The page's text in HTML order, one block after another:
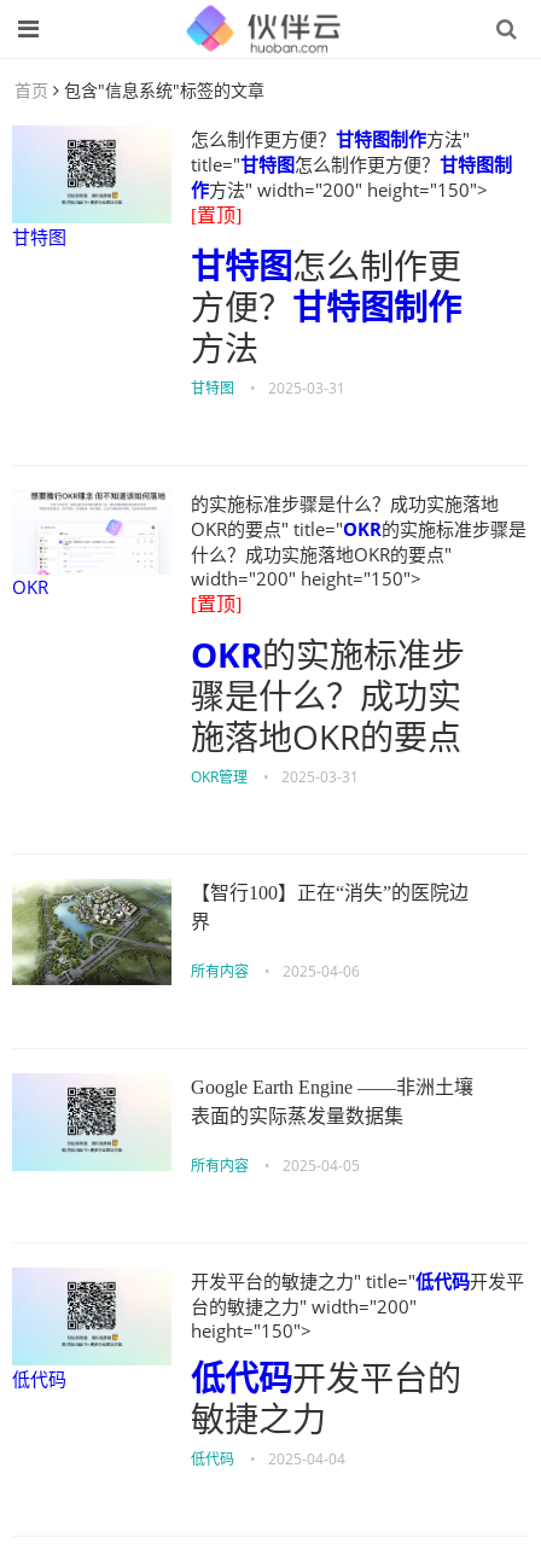
首页 包含"信息系统"标签的文章
甘特图
怎么制作更方便？ 甘特图制作方法"
title="甘特图怎么制作更方便？ 甘特图制
作方法" width="200" height="150">
[置顶]
甘特图怎么制作更
方便？ 甘特图制作
方法
甘特图 • 2025-03-31
OKR
的实施标准步骤是什么？成功实施落地
OKR的要点" title="OKR的实施标准步骤是
什么？成功实施落地OKR的要点"
width="200" height="150">
[置顶]
OKR的实施标准步
骤是什么？成功实
施落地OKR的要点
OKR管理 • 2025-03-31
【智行100】正在“消失”的医院边
界
所有内容 • 2025-04-06
Google Earth Engine ——非洲土壤
表面的实际蒸发量数据集
所有内容 • 2025-04-05
低代码
开发平台的敏捷之力" title="低代码开发平
台的敏捷之力" width="200"
height="150">
低代码开发平台的
敏捷之力
低代码 • 2025-04-04